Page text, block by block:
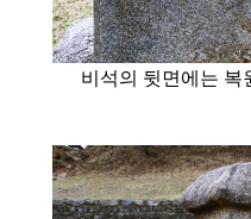
비석의 뒷면에는 복